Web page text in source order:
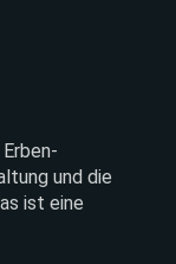
Erben­
und die
ist eine